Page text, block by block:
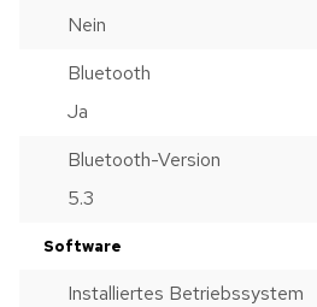
Nein
Bluetooth
Ja
Bluetooth-Version
5.3
Software
Installiertes Betriebssystem